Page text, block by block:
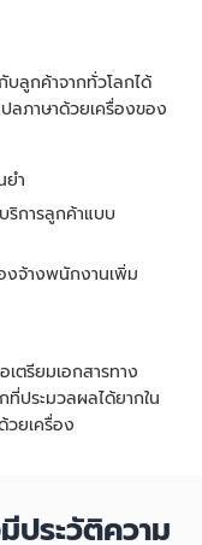
บลูกค้าจากทั่วโลกได้
ลภาษาด้วยเครื่องของ
ยำ
ริการลูกค้าแบบ
งจ้างพนักงานเพิ่ม
ตรียมเอกสารทาง
ประมวลผลได้ยากใน
วยเครื่อง
ประวัติความ